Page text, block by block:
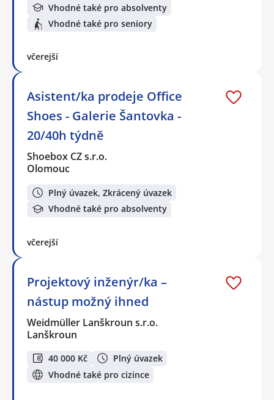
Vhodné také pro absolventy
Vhodné také pro seniory
včerejší
Asistent/ka prodeje Office
Shoes - Galerie Šantovka -
20/40h týdně
Shoebox CZ s.r.o.
Olomouc
Plný úvazek, Zkrácený úvazek
Vhodné také pro absolventy
včerejší
Projektový inženýr/ka –
nástup možný ihned
Weidmüller Lanškroun s.r.o.
Lanškroun
40 000 Kč
Plný úvazek
Vhodné také pro cizince